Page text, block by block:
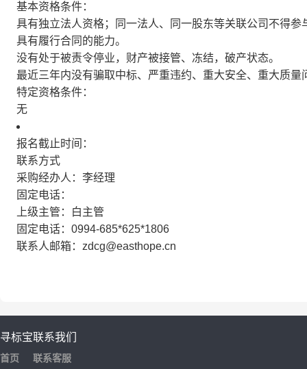
基本资格条件：
具有独立法人资格；同一法人、同一股东等关联公司不得参
具有履行合同的能力。
没有处于被责令停业，财产被接管、冻结，破产状态。
最近三年内没有骗取中标、严重违约、重大安全、重大质量
特定资格条件：
无
报名截止时间：
联系方式
采购经办人：李经理
固定电话：
上级主管：白主管
固定电话：0994-685*625*1806
联系人邮箱：zdcg@easthope.cn
寻标宝
首页
联系我们
联系客服